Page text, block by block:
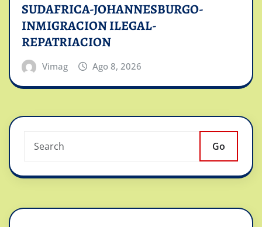
SUDAFRICA-JOHANNESBURGO-
INMIGRACION ILEGAL-
REPATRIACION
Vimag Ago 8, 2026
Go